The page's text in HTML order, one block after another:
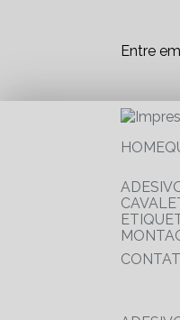
Entre
HOME